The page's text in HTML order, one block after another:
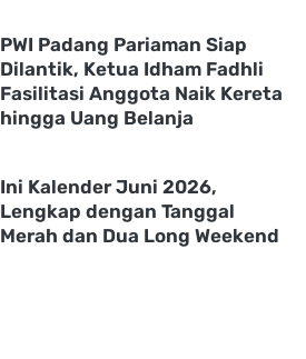
PWI Padang Pariaman Siap
Dilantik, Ketua Idham Fadhli
Fasilitasi Anggota Naik Kereta
hingga Uang Belanja
Ini Kalender Juni 2026,
Lengkap dengan Tanggal
Merah dan Dua Long Weekend